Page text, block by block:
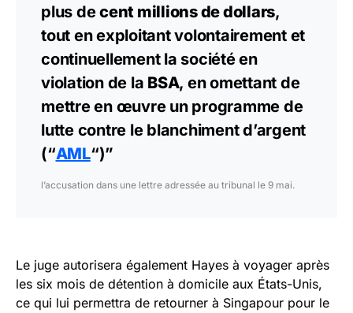
plus decent millions de dollars,
tout en exploitant volontairement et
continuellement la société en
violation de la BSA, en omettant de
mettre en œuvre un programme de
lutte contre le blanchiment d’argent
(“AML“)”
l’accusation dans une lettre adressée au tribunal le 9 mai.
Le juge autorisera également Hayes à voyager après
les six mois de détention à domicile aux États-Unis,
ce qui lui permettra de retourner à Singapour pour le